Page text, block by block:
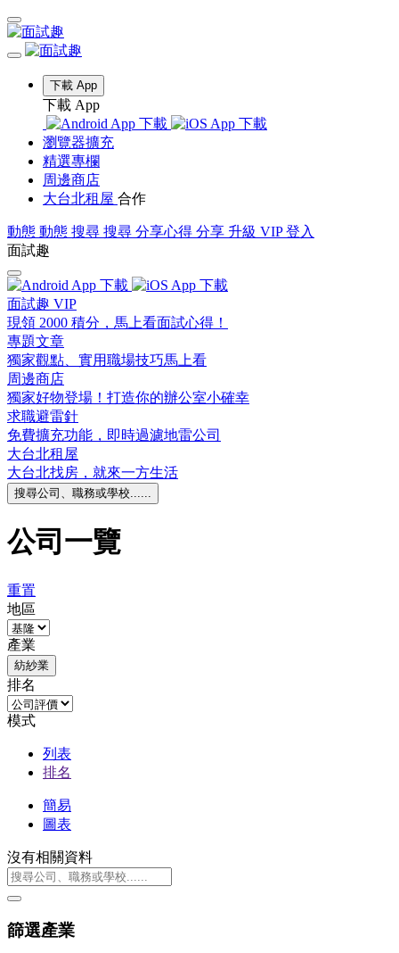
下載 App
下載 App
瀏覽器擴充
精選專欄
周邊商店
大台北租屋 合作
動態 動態 搜尋 搜尋 分享心得 分享 升級 VIP 登入
面試趣
面試趣 VIP
現領 2000 積分，馬上看面試心得！
專題文章
獨家觀點、實用職場技巧馬上看
周邊商店
獨家好物登場！打造你的辦公室小確幸
求職避雷針
免費擴充功能，即時過濾地雷公司
大台北租屋
大台北找房，就來一方生活
搜尋公司、職務或學校......
公司一覽
重置
地區
產業
紡紗業
排名
模式
列表
排名
簡易
圖表
沒有相關資料
篩選產業